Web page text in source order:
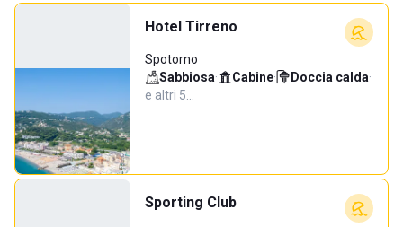
Hotel Tirreno
Spotorno
Sabbiosa· Cabine· Doccia calda·
e altri 5…
Sporting Club